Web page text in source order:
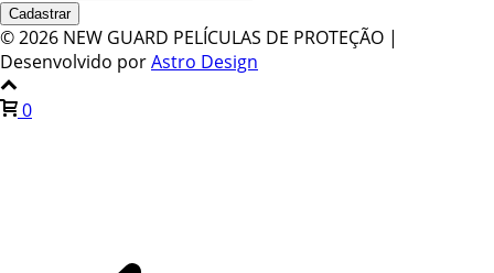
©2026 NEW GUARD PELÍCULAS DE PROTEÇÃO |
Desenvolvido porAstro Design
0